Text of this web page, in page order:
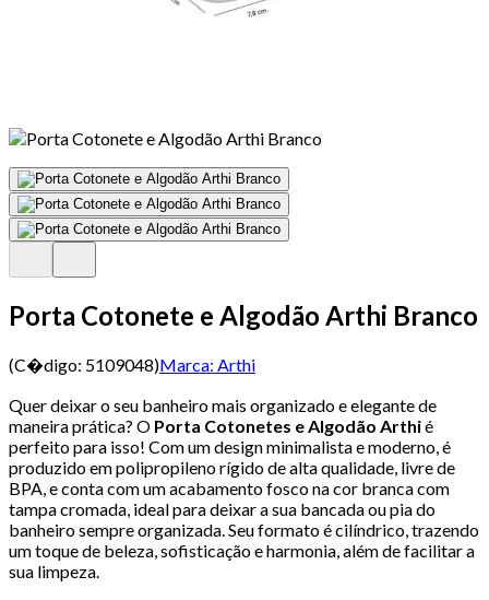
Porta Cotonete e Algodão Arthi Branco
(C�digo: 5109048)Marca: Arthi
Quer deixar o seu banheiro mais organizado e elegante de
maneira prática? O Porta Cotonetes e Algodão Arthié
perfeito para isso! Com um design minimalista e moderno, é
produzido em polipropileno rígido de alta qualidade, livre de
BPA, e conta com um acabamento fosco na cor branca com
tampa cromada, ideal para deixar a sua bancada ou pia do
banheiro sempre organizada. Seu formato é cilíndrico, trazendo
um toque de beleza, sofisticação e harmonia, além de facilitar a
sua limpeza.